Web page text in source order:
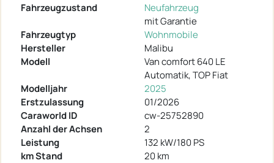
Fahrzeugzustand
Neufahrzeug
mit Garantie
Fahrzeugtyp
Wohnmobile
Hersteller
Malibu
Modell
Van comfort 640 LE
Automatik, TOP Fiat
Modelljahr
2025
Erstzulassung
01/2026
Caraworld ID
cw-25752890
Anzahl der Achsen
2
Leistung
132 kW/180 PS
km Stand
20 km